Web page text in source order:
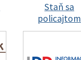
Staň sa
policajtom